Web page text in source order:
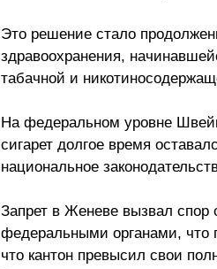
Это решение стало
здравоохранения,
табачной и
На федеральном уровне
сигарет долгое время
национальное
Запрет в Женеве вызвал
федеральными органами, что
что кантон превысил свои